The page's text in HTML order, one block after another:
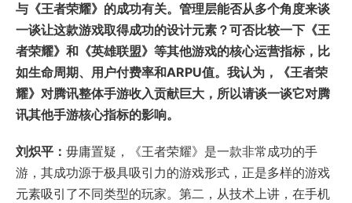
与《王者荣耀》的成功有关。管理层能否从多个角度来谈
一谈让这款游戏取得成功的设计元素？可否比较一下《王
者荣耀》和《英雄联盟》等其他游戏的核心运营指标，比
如生命周期、用户付费率和ARPU值。我认为，《王者荣
耀》对腾讯整体手游收入贡献巨大，所以请谈一谈它对腾
讯其他手游核心指标的影响。
刘炽平： 毋庸置疑，《王者荣耀》是一款非常成功的手
游，其成功源于极具吸引力的游戏形式，正是多样的游戏
元素吸引了不同类型的玩家。第二，从技术上讲，在手机